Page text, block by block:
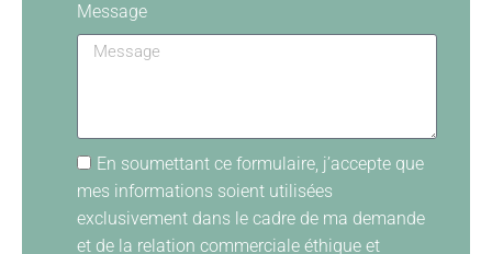
Message
En soumettant ce formulaire, j’accepte que
mes informations soient utilisées
exclusivement dans le cadre de ma demande
et de la relation commerciale éthique et